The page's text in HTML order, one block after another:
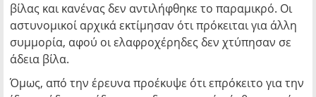
βίλας και κανένας δεν αντιλήφθηκε το παραμικρό. Οι
αστυνομικοί αρχικά εκτίμησαν ότι πρόκειται για άλλη
συμμορία, αφού οι ελαφροχέρηδες δεν χτύπησαν σε
άδεια βίλα.
Όμως, από την έρευνα προέκυψε ότι επρόκειτο για την